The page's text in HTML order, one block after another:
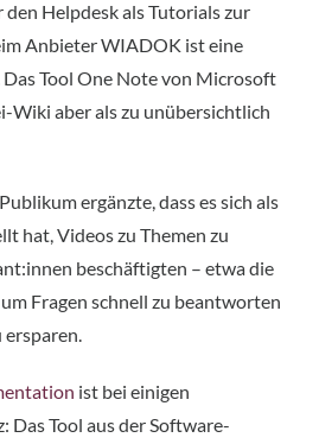
Helpdesk als Tutorials zur
Anbieter WIADOK ist eine
Tool One Note von Microsoft
Wiki aber als zu unübersichtlich
ergänzte, dass es sich als
hat, Videos zu Themen zu
beschäftigten – etwa die
Fragen schnell zu beantworten
ist bei einigen
Das Tool aus der Software-